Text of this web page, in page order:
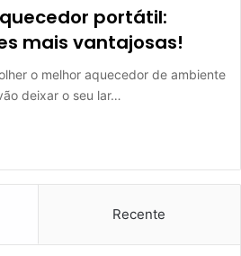
portátil:
mais vantajosas!
o melhor aquecedor de ambiente
deixar o seu lar…
Recente